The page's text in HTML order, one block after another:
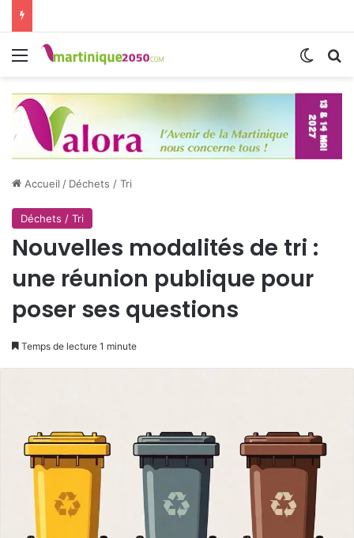
Menu
Accueil / Déchets / Tri
Déchets / Tri
Nouvelles modalités de tri :
une réunion publique pour
poser ses questions
Temps de lecture 1 minute